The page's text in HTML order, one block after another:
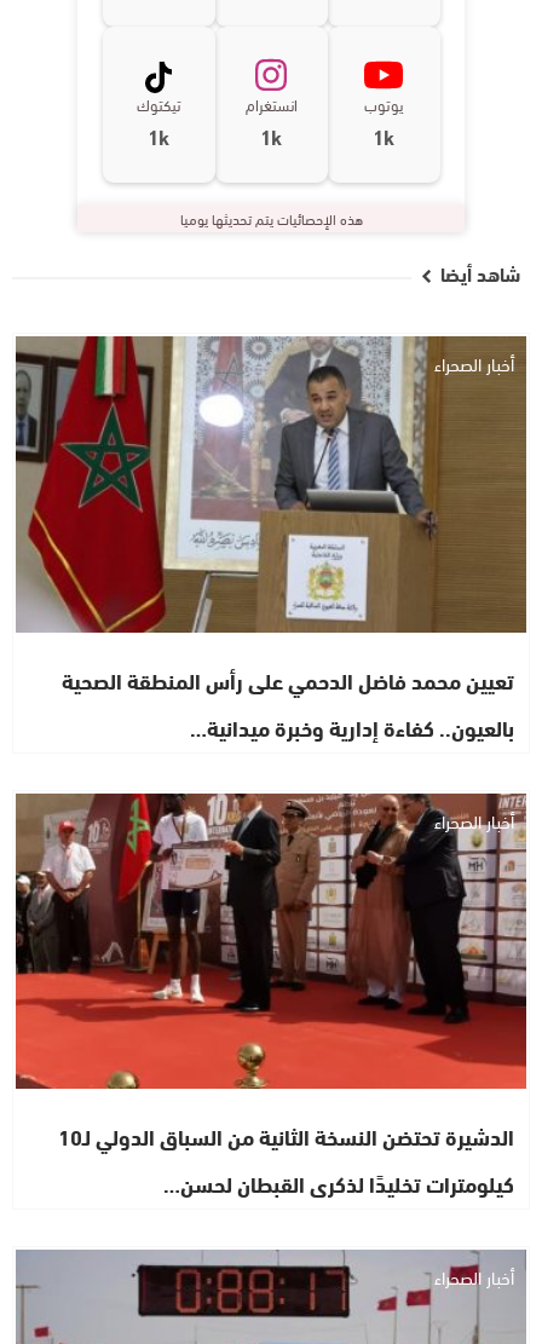
يوتوب
1k
انستغرام
1k
تيكتوك
1k
هذه الإحصائيات يتم تحديثها يوميا
شاهد أيضا
أخبار الصحراء
تعيين محمد فاضل الدحمي على رأس المنطقة الصحية
بالعيون.. كفاءة إدارية وخبرة ميدانية…
أخبار الصحراء
الدشيرة تحتضن النسخة الثانية من السباق الدولي لـ10
كيلومترات تخليدًا لذكرى القبطان لحسن…
أخبار الصحراء